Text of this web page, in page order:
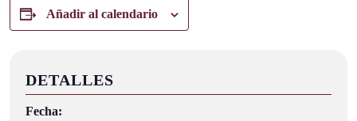
Añadir al calendario
DETALLES
Fecha: